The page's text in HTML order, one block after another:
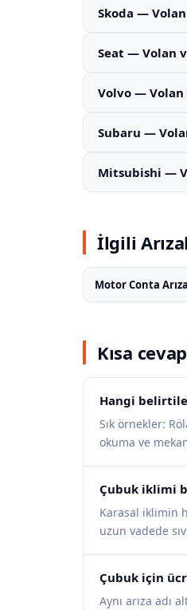
Skoda — Volan
Seat — Volan
Volvo — Volan
Subaru —
Mitsubishi —
İlgili
Motor Conta
Kısa
Hangi
Sık örnekler:
okuma ve
Çubuk iklimi
Karasal iklimin
uzun vadede
Çubuk için
Aynı arıza adı